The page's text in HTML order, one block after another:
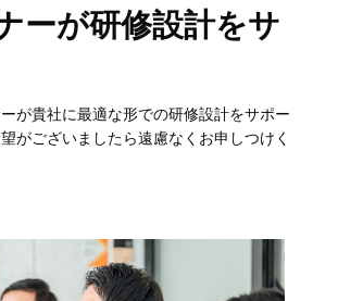
ーが研修設計をサ
が貴社に最適な形での研修設計をサポー
がございましたら遠慮なくお申しつけく